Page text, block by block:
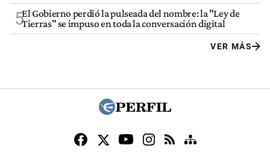
5El Gobierno perdió la pulseada del nombre: la "Ley de
Tierras" se impuso en toda la conversación digital
VER MÁS